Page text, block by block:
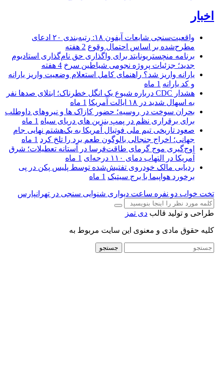
اخبار
واقعیت‌سنجی شایعات آیفون ۱۸: رتبه‌بندی ۲۰ ادعای
مطرح‌شده بر اساس احتمال وقوع 2 هفته
برنامه منچستریونایتد برای واگذاری حق نام‌گذاری استادیوم
جدید؛ جزئیات پروژه نجومی شیاطین سرخ 4 هفته
یارانه واریز شد؟ راهنمای کامل استعلام وضعیت واریز یارانه
و کد یارانه 1 ماه
هشدار CDC درباره شیوع یک انگل خطرناک؛ ابتلای صدها نفر
به اسهال شدید در ۱۸ ایالت آمریکا
1 ماه
بحران سوخت در روسیه؛ حضور کازاک‌ ها و نیروهای داوطلب
برای برقراری نظم در پمپ بنزین‌ های دریای سیاه 1 ماه
صعود تاریخی تیم ملی فوتبال آمریکا به یک‌هشتم نهایی جام
جهانی؛ اخراج جنجالی بالوگون طعم برد را تلخ کرد 1 ماه
اوج‌گیری موج گرمای طاقت‌فرسا در آستانه تعطیلات؛ شرق
آمریکا در التهاب دمای ۱۱۰ درجه‌ای
1 ماه
ردیابی مالک خودروی تفتیش‌شده توسط پلیس پکن در پی
برخورد هواپیما با برج سیتیک 1 ماه
تخت خواب دو نفره ساعت دیواری شنوایی سنجی در تهرانپارس
طراحی و تولید قالب دی تمز
کلیه حقوق مادی و معنوی این سایت مربوط به
جستجو